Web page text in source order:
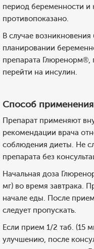
период беременности и
противопоказано.
В случае
планировании
препарата Глюренорм®,
перейти на инсулин.
Способ
Препарат применяют
рекомендации врача
соблюдения диеты. Не
препарата без
Начальная доза
мг) во время завтрака.
начале еды. После
следует пропускать.
Если прием 1/2 таб. (15
улучшению, после